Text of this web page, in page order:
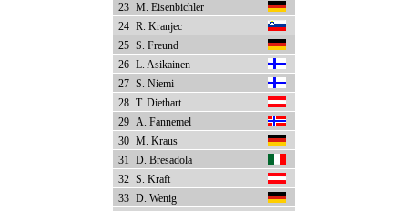
23 M. Eisenbichler
24 R. Kranjec
25 S. Freund
26 L. Asikainen
27 S. Niemi
28 T. Diethart
29 A. Fannemel
30 M. Kraus
31 D. Bresadola
32 S. Kraft
33 D. Wenig